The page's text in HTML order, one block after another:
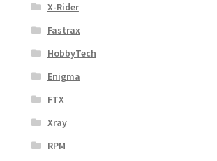
X-Rider
Fastrax
HobbyTech
Enigma
FTX
Xray
RPM